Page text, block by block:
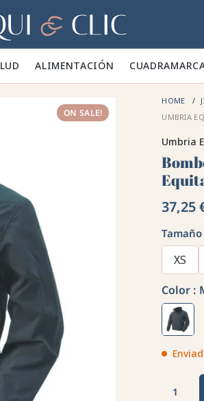
Hogar
✨ALIMENTACIÓN 🥕 CUADRA
ON SALE!
HOME
UMBRIA
Umbria
37,25
Tamaño
XS
Color :